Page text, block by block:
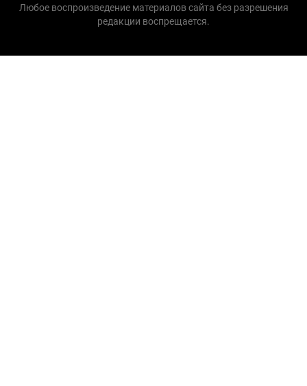
Любое воспроизведение материалов сайта без разрешения
редакции воспрещается.